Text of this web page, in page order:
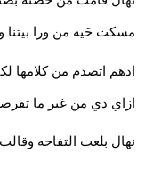
مسكت حَيه من ورا بيتنا
ادهم اتصدم من كلامها
ازاي دي من غير ما
نهال بلعت التفاحه